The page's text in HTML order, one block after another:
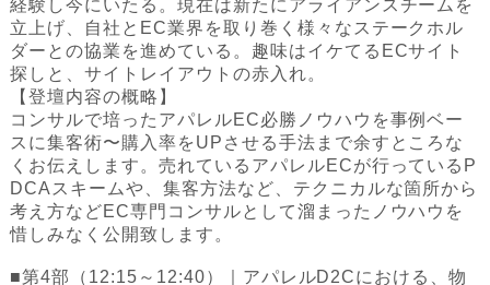
経験し今にいたる。現在は新たにアライアンスチームを
立上げ、自社とEC業界を取り巻く様々なステークホル
ダーとの協業を進めている。趣味はイケてるECサイト
探しと、サイトレイアウトの赤入れ。
【登壇内容の概略】‍
コンサルで培ったアパレルEC必勝ノウハウを事例ベー
スに集客術〜購入率をUPさせる手法まで余すところな
くお伝えします。売れているアパレルECが行っているP
DCAスキームや、集客方法など、テクニカルな箇所から
考え方などEC専門コンサルとして溜まったノウハウを
惜しみなく公開致します。
■第4部（12:15～12:40）｜アパレルD2Cにおける、物